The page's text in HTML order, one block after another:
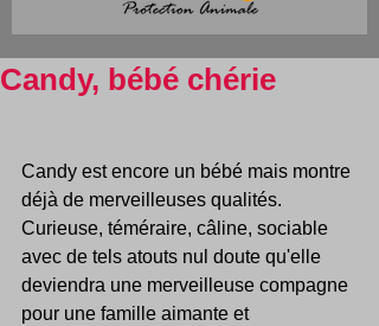
Candy, bébé chérie
Candy est encore un bébé mais montre
déjà de merveilleuses qualités.
Curieuse, téméraire, câline, sociable
avec de tels atouts nul doute qu'elle
deviendra une merveilleuse compagne
pour une famille aimante et